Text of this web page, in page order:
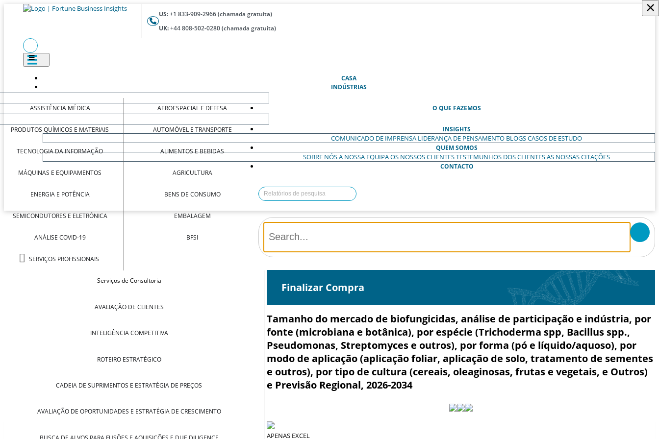
US:+1 833-909-2966 (chamada gratuita)
UK:+44 808-502-0280 (chamada gratuita)
CASA(ATUAL)
INDÚSTRIAS
ASSISTÊNCIA MÉDICA
PRODUTOS QUÍMICOS E MATERIAIS
TECNOLOGIA DA INFORMAÇÃO
MÁQUINAS E EQUIPAMENTOS
ENERGIA E POTÊNCIA
SEMICONDUTORES E ELETRÓNICA
ANÁLISE COVID-19
SERVIÇOS PROFISSIONAIS
AEROESPACIAL E DEFESA
AUTOMÓVEL E TRANSPORTE
ALIMENTOS E BEBIDAS
AGRICULTURA
BENS DE CONSUMO
EMBALAGEM
BFSI
O QUE FAZEMOS
Serviços de Consultoria
AVALIAÇÃO DE CLIENTES
INTELIGÊNCIA COMPETITIVA
ROTEIRO ESTRATÉGICO
CADEIA DE SUPRIMENTOS E ESTRATÉGIA DE PREÇOS
AVALIAÇÃO DE OPORTUNIDADES E ESTRATÉGIA DE CRESCIMENTO
INSIGHTS
COMUNICADO DE IMPRENSA LIDERANÇA DE PENSAMENTO BLOGSCASOS DE ESTUDO
QUEM SOMOS
SOBRE NÓSA NOSSA EQUIPAOS NOSSOS CLIENTESTESTEMUNHOS DOS CLIENTESAS NOSSAS CITAÇÕES
CONTACTO
×
Finalizar Compra
Tamanho do mercado de biofungicidas, análise de participação e indústria, por
fonte (microbiana e botânica), por espécie (Trichoderma spp, Bacillus spp.,
Pseudomonas, Streptomyces e outros), por forma (pó e líquido/aquoso), por
modo de aplicação (aplicação foliar, aplicação de solo, tratamento de sementes
e outros), por tipo de cultura (cereais, oleaginosas, frutas e vegetais, e Outros)
e Previsão Regional, 2026-2034
APENAS EXCEL